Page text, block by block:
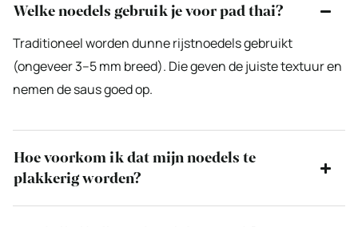
Welke noedels gebruik je voor pad thai?
Traditioneel worden dunne rijstnoedels gebruikt
(ongeveer 3–5 mm breed). Die geven de juiste textuur en
nemen de saus goed op.
Hoe voorkom ik dat mijn noedels te
plakkerig worden?